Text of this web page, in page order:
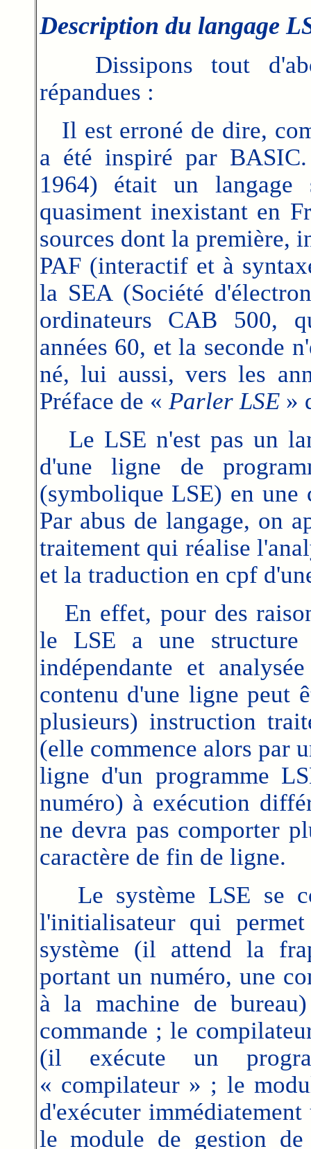
Description du langage
Dissipons tout
répandues :
Il est erroné de dire,
a été inspiré par
1964) était un langage
quasiment inexistant en
sources dont la première,
PAF (interactif et à
la SEA (Société
ordinateurs CAB 500,
années 60, et la seconde
né, lui aussi, vers les
Préface de « Parler LSE»
Le LSE n'est pas un
d'une ligne de
(symbolique LSE) en une
Par abus de langage, on
traitement qui réalise
et la traduction en cpf
En effet, pour des
le LSE a une
indépendante et
contenu d'une ligne peut
plusieurs) instruction
(elle commence alors par
ligne d'un programme
numéro) à exécution
ne devra pas comporter
caractère de fin de ligne.
Le système LSE se
l'initialisateur qui
système (il attend la
portant un numéro, une
à la machine de
commande ; le
(il exécute un
« compilateur » ; le
d'exécuter
le module de gestion